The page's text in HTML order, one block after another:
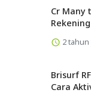
Cr Many
Rekening
2
Brisurf
Cara